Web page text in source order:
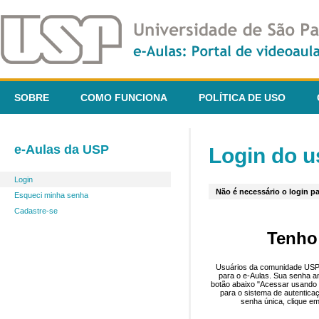
SOBRE COMO FUNCIONA POLÍTICA DE USO
e-Aulas da USP
Login
Esqueci minha senha
Cadastre-se
Login do
Não é necessário o login
Usuários da comunidade
para o e-Aulas. Sua senha
botão abaixo "Acessar
para o sistema de
senha única, clique